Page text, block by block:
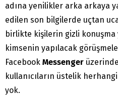
adına yenilikler arka arkaya
edilen son bilgilerde uçtan
birlikte kişilerin gizli konuşma
kimsenin yapılacak
Facebook Messenger
kullanıcıların üstelik
yok.